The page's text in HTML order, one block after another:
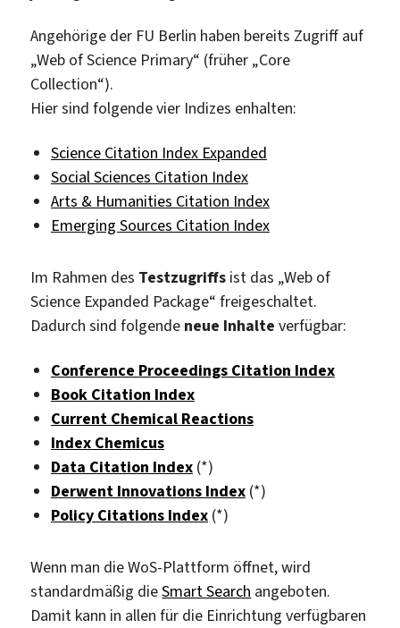
Angehörige der FU Berlin haben bereits Zugriff auf
„Web of Science Primary“ (früher „Core
Collection“).
Hier sind folgende vier Indizes enhalten:
Science Citation Index Expanded
Social Sciences Citation Index
Arts & Humanities Citation Index
Emerging Sources Citation Index
Im Rahmen des Testzugriffs ist das „Web of
Science Expanded Package“ freigeschaltet.
Dadurch sind folgende neue Inhalteverfügbar:
Conference Proceedings Citation Index
Book Citation Index
Current Chemical Reactions
Index Chemicus
Data Citation Index(*)
Derwent Innovations Index(*)
Policy Citations Index(*)
Wenn man die WoS-Plattform öffnet, wird
standardmäßig dieSmart Search angeboten.
Damit kann in allen für die Einrichtung verfügbaren